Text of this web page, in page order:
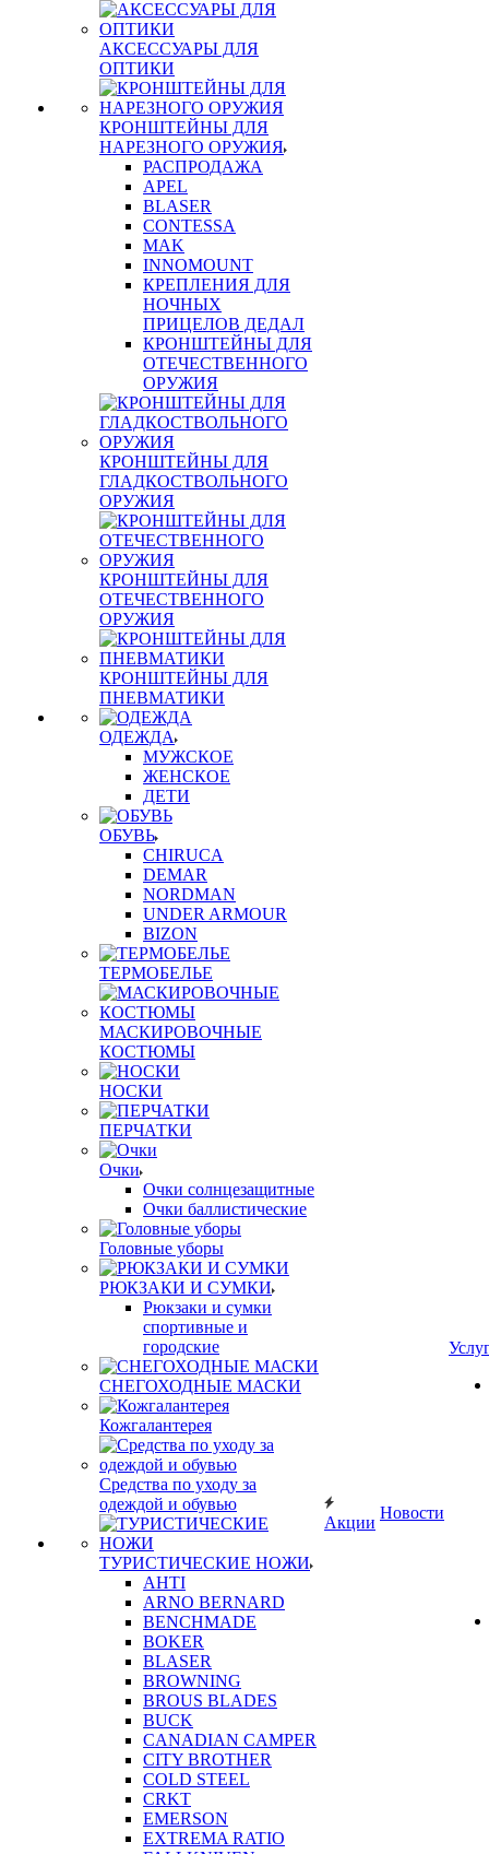
АКСЕССУАРЫ ДЛЯ
ОПТИКИ
КРОНШТЕЙНЫ ДЛЯ
НАРЕЗНОГО ОРУЖИЯ
РАСПРОДАЖА
APEL
BLASER
CONTESSA
MAK
INNOMOUNT
КРЕПЛЕНИЯ ДЛЯ
НОЧНЫХ
ПРИЦЕЛОВ ДЕДАЛ
КРОНШТЕЙНЫ ДЛЯ
ОТЕЧЕСТВЕННОГО
ОРУЖИЯ
КРОНШТЕЙНЫ ДЛЯ
ГЛАДКОСТВОЛЬНОГО
ОРУЖИЯ
КРОНШТЕЙНЫ ДЛЯ
ОТЕЧЕСТВЕННОГО
ОРУЖИЯ
КРОНШТЕЙНЫ ДЛЯ
ПНЕВМАТИКИ
ОДЕЖДА
МУЖСКОЕ
ЖЕНСКОЕ
ДЕТИ
ОБУВЬ
CHIRUCA
DEMAR
NORDMAN
UNDER ARMOUR
BIZON
ТЕРМОБЕЛЬЕ
МАСКИРОВОЧНЫЕ
КОСТЮМЫ
НОСКИ
ПЕРЧАТКИ
Очки
Очки солнцезащитные
Очки баллистические
Головные уборы
РЮКЗАКИ И СУМКИ
Рюкзаки и сумки
спортивные и
городские
СНЕГОХОДНЫЕ МАСКИ
Кожгалантерея
Средства по уходу за
одеждой и обувью
ТУРИСТИЧЕСКИЕ НОЖИ
AHTI
ARNO BERNARD
BENCHMADE
BOKER
BLASER
BROWNING
BROUS BLADES
BUCK
CANADIAN CAMPER
CITY BROTHER
COLD STEEL
CRKT
EMERSON
EXTREMA RATIO
Акции
Новости